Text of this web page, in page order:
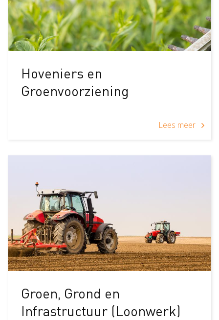
Hoveniers en
Groenvoorziening
Lees meer
Groen, Grond en
Infrastructuur (Loonwerk)